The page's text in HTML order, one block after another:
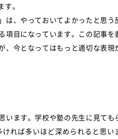
。
は、やっておいてよかったと思う
項目になっています。この記事を
、今となってはもっと適切な表現
います。学校や塾の先生に見ても
れば多いほど深められると思い